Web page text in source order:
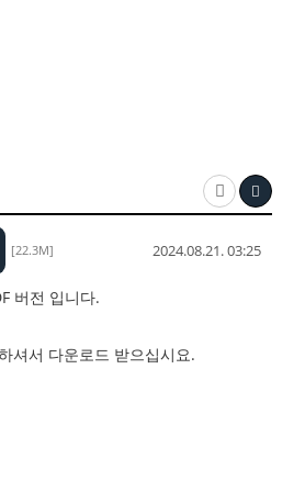
[22.3M] 2024.08.21. 03:25
버전 입니다.
셔서 다운로드 받으십시요.